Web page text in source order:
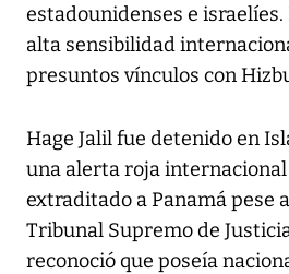
estadounidenses e
alta sensibilidad
presuntos vínculos con
Hage Jalil fue detenido en
una alerta roja
extraditado a Panamá pese
Tribunal Supremo de
reconoció que poseía